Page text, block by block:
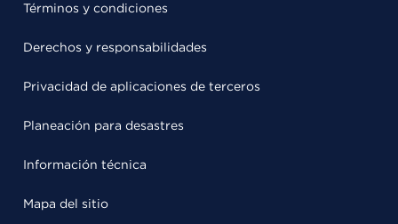
Términos y condiciones
Derechos y responsabilidades
Privacidad de aplicaciones de terceros
Planeación para desastres
Información técnica
Mapa del sitio